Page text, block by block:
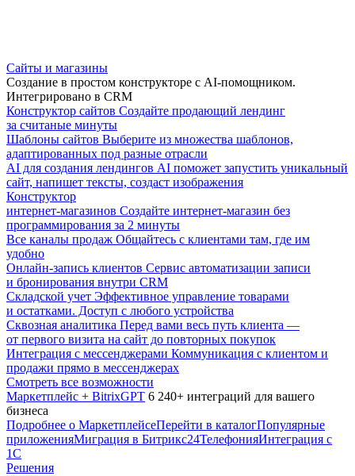
Сайты и магазины
Создание в простом конструкторе с AI-помощником.
Интегрировано в CRM
Конструктор сайтов Создайте продающий лендинг
за считаные минуты
Шаблоны сайтов Выберите из множества шаблонов,
адаптированных под разные отрасли
AI для создания лендингов AI поможет запустить уникальный
сайт, напишет тексты, создаст изображения
Конструктор
интернет-магазинов Создайте интернет-магазин без
программирования за 2 минуты
Все каналы продаж Общайтесь с клиентами там, где им
удобно
Онлайн-запись клиентов Сервис автоматизации записи
и бронирования внутри CRM
Складской учет Эффективное управление товарами
и остатками. Доступ с любого устройства
Сквозная аналитика Перед вами весь путь клиента —
от первого визита на сайт до повторных покупок
Интеграция с мессенджерами Коммуникация с клиентом и
продажи прямо в мессенджерах
Смотреть все возможности
Маркетплейс + BitrixGPT 6 240+ интеграций для вашего
бизнеса
Подробнее о МаркетплейсеПерейти в каталогПопулярные
приложенияМиграция в Битрикс24ТелефонияИнтеграция с
1С
Решения